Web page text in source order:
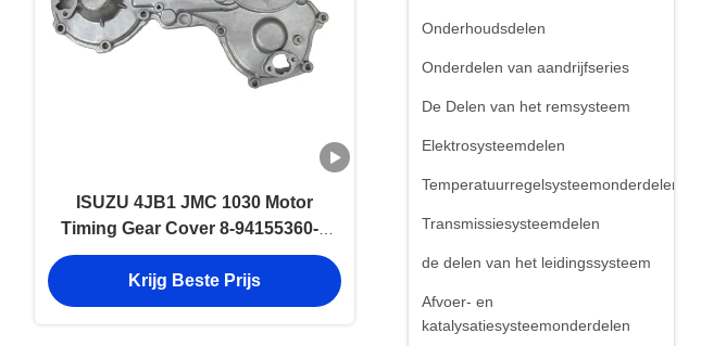
Onderhoudsdelen
Onderdelen van aandrijfseries
De Delen van het remsysteem
Elektrosysteemdelen
Temperatuurregelsysteemonderdelen
Transmissiesysteemdelen
de delen van het leidingssysteem
Afvoer- en
katalysatiesysteemonderdelen
ISUZU 4JB1 JMC 1030 Motor
Timing Gear Cover 8-94155360-0
1002401BB
Krijg Beste Prijs